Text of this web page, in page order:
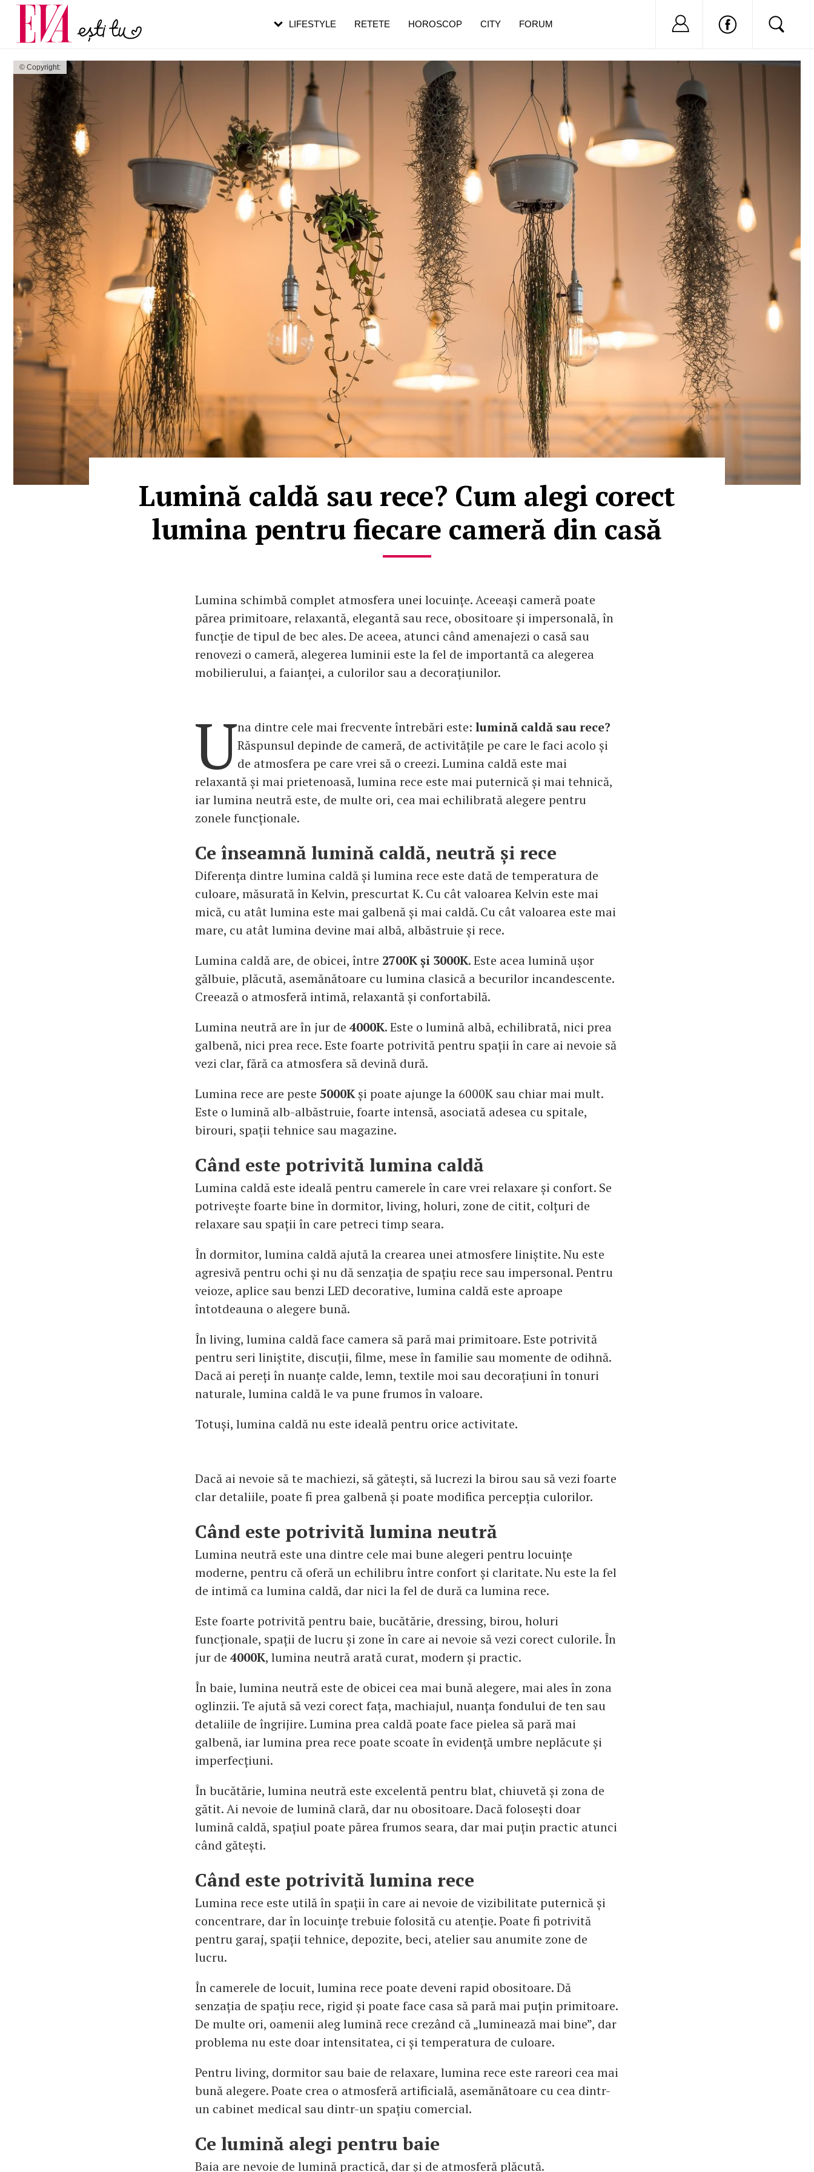
© Copyright:
Lumină caldă sau rece? Cum alegi corect
lumina pentru fiecare cameră din casă
Lumina schimbă complet atmosfera unei locuințe. Aceeași cameră poate
părea primitoare, relaxantă, elegantă sau rece, obositoare și impersonală, în
funcție de tipul de bec ales. De aceea, atunci când amenajezi o casă sau
renovezi o cameră, alegerea luminii este la fel de importantă ca alegerea
mobilierului, a faianței, a culorilor sau a decorațiunilor.
Una dintre cele mai frecvente întrebări este: lumină caldă sau rece?
Răspunsul depinde de cameră, de activitățile pe care le faci acolo și
de atmosfera pe care vrei să o creezi. Lumina caldă este mai
relaxantă și mai prietenoasă, lumina rece este mai puternică și mai tehnică,
iar lumina neutră este, de multe ori, cea mai echilibrată alegere pentru
zonele funcționale.
Ce înseamnă lumină caldă, neutră și rece
Diferența dintre lumina caldă și lumina rece este dată de temperatura de
culoare, măsurată în Kelvin, prescurtat K. Cu cât valoarea Kelvin este mai
mică, cu atât lumina este mai galbenă și mai caldă. Cu cât valoarea este mai
mare, cu atât lumina devine mai albă, albăstruie și rece.
Lumina caldă are, de obicei, între 2700K și 3000K. Este acea lumină ușor
gălbuie, plăcută, asemănătoare cu lumina clasică a becurilor incandescente.
Creează o atmosferă intimă, relaxantă și confortabilă.
Lumina neutră are în jur de 4000K. Este o lumină albă, echilibrată, nici prea
galbenă, nici prea rece. Este foarte potrivită pentru spații în care ai nevoie să
vezi clar, fără ca atmosfera să devină dură.
Lumina rece are peste 5000Kși poate ajunge la 6000K sau chiar mai mult.
Este o lumină alb-albăstruie, foarte intensă, asociată adesea cu spitale,
birouri, spații tehnice sau magazine.
Când este potrivită lumina caldă
Lumina caldă este ideală pentru camerele în care vrei relaxare și confort. Se
potrivește foarte bine în dormitor, living, holuri, zone de citit, colțuri de
relaxare sau spații în care petreci timp seara.
În dormitor, lumina caldă ajută la crearea unei atmosfere liniștite. Nu este
agresivă pentru ochi și nu dă senzația de spațiu rece sau impersonal. Pentru
veioze, aplice sau benzi LED decorative, lumina caldă este aproape
întotdeauna o alegere bună.
În living, lumina caldă face camera să pară mai primitoare. Este potrivită
pentru seri liniștite, discuții, filme, mese în familie sau momente de odihnă.
Dacă ai pereți în nuanțe calde, lemn, textile moi sau decorațiuni în tonuri
naturale, lumina caldă le va pune frumos în valoare.
Totuși, lumina caldă nu este ideală pentru orice activitate.
Dacă ai nevoie să te machiezi, să gătești, să lucrezi la birou sau să vezi foarte
clar detaliile, poate fi prea galbenă și poate modifica percepția culorilor.
Când este potrivită lumina neutră
Lumina neutră este una dintre cele mai bune alegeri pentru locuințe
moderne, pentru că oferă un echilibru între confort și claritate. Nu este la fel
de intimă ca lumina caldă, dar nici la fel de dură ca lumina rece.
Este foarte potrivită pentru baie, bucătărie, dressing, birou, holuri
funcționale, spații de lucru și zone în care ai nevoie să vezi corect culorile. În
jur de 4000K, lumina neutră arată curat, modern și practic.
În baie, lumina neutră este de obicei cea mai bună alegere, mai ales în zona
oglinzii. Te ajută să vezi corect fața, machiajul, nuanța fondului de ten sau
detaliile de îngrijire. Lumina prea caldă poate face pielea să pară mai
galbenă, iar lumina prea rece poate scoate în evidență umbre neplăcute și
imperfecțiuni.
În bucătărie, lumina neutră este excelentă pentru blat, chiuvetă și zona de
gătit. Ai nevoie de lumină clară, dar nu obositoare. Dacă folosești doar
lumină caldă, spațiul poate părea frumos seara, dar mai puțin practic atunci
când gătești.
Când este potrivită lumina rece
Lumina rece este utilă în spații în care ai nevoie de vizibilitate puternică și
concentrare, dar în locuințe trebuie folosită cu atenție. Poate fi potrivită
pentru garaj, spații tehnice, depozite, beci, atelier sau anumite zone de
lucru.
În camerele de locuit, lumina rece poate deveni rapid obositoare. Dă
senzația de spațiu rece, rigid și poate face casa să pară mai puțin primitoare.
De multe ori, oamenii aleg lumină rece crezând că „luminează mai bine”, dar
problema nu este doar intensitatea, ci și temperatura de culoare.
Pentru living, dormitor sau baie de relaxare, lumina rece este rareori cea mai
bună alegere. Poate crea o atmosferă artificială, asemănătoare cu cea dintr-
un cabinet medical sau dintr-un spațiu comercial.
Ce lumină alegi pentru baie
Baia are nevoie de lumină practică, dar și de atmosferă plăcută.
LIFESTYLE RETETE HOROSCOP CITY FORUM Nu ai cont?
Carieră
Actualitate
pe măsură ce înaintezi în vârstă